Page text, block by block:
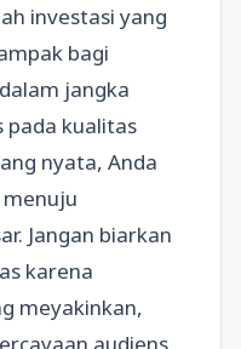
investasi yang
bagi
jangka
pada kualitas
nyata, Anda
Jangan biarkan
karena
meyakinkan,
audiens,